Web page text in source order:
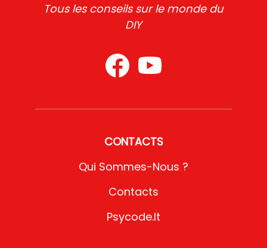
Tous les conseils sur le monde du
DIY
CONTACTS
Qui Sommes-Nous ?
Contacts
Psycode.it